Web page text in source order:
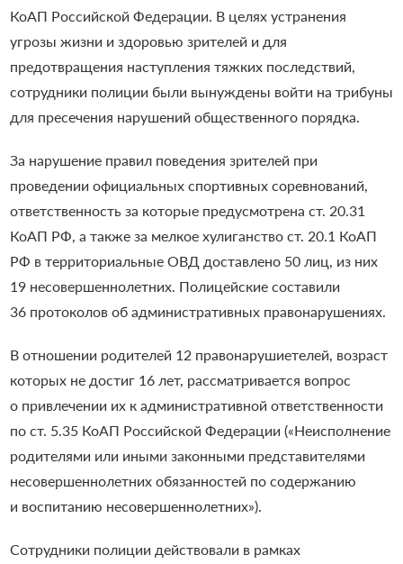
КоАП Российской Федерации. В целях устранения
угрозы жизни и здоровью зрителей и для
предотвращения наступления тяжких последствий,
сотрудники полиции были вынуждены войти на трибуны
для пресечения нарушений общественного порядка.
За нарушение правил поведения зрителей при
проведении официальных спортивных соревнований,
ответственность за которые предусмотрена ст. 20.31
КоАП РФ, а также за мелкое хулиганство ст. 20.1 КоАП
РФ в территориальные ОВД доставлено 50 лиц, из них
19 несовершеннолетних. Полицейские составили
36 протоколов об административных правонарушениях.
В отношении родителей 12 правонарушиетелей, возраст
которых не достиг 16 лет, рассматривается вопрос
о привлечении их к административной ответственности
по ст. 5.35 КоАП Российской Федерации («Неисполнение
родителями или иными законными представителями
несовершеннолетних обязанностей по содержанию
и воспитанию несовершеннолетних»).
Сотрудники полиции действовали в рамках